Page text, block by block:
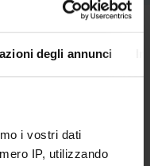
degli annunci
i vostri dati
IP, utilizzando
grado
: